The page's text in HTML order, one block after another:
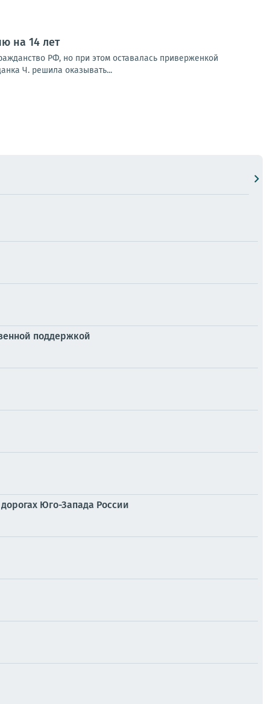
на 14 лет
РФ, но при этом оставалась приверженкой
Ч. решила оказывать...
поддержкой
Юго-Запада России